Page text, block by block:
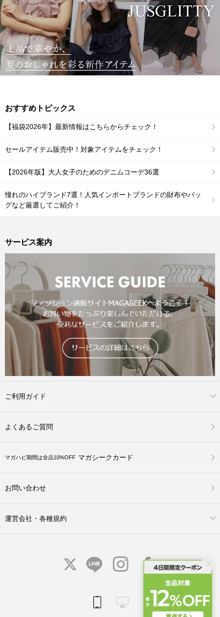
おすすめトピックス
【福袋2026年】最新情報はこちらからチェック！
セールアイテム販売中！対象アイテムをチェック！
【2026年版】大人女子のためのデニムコーデ36選
憧れのハイブランド7選！人気インポートブランドの財布やバッ
グなど厳選してご紹介！
サービス案内
ご利用ガイド
よくあるご質問
マガハピ期間は全品10%OFF マガシークカード
お問い合わせ
運営会社・各種規約